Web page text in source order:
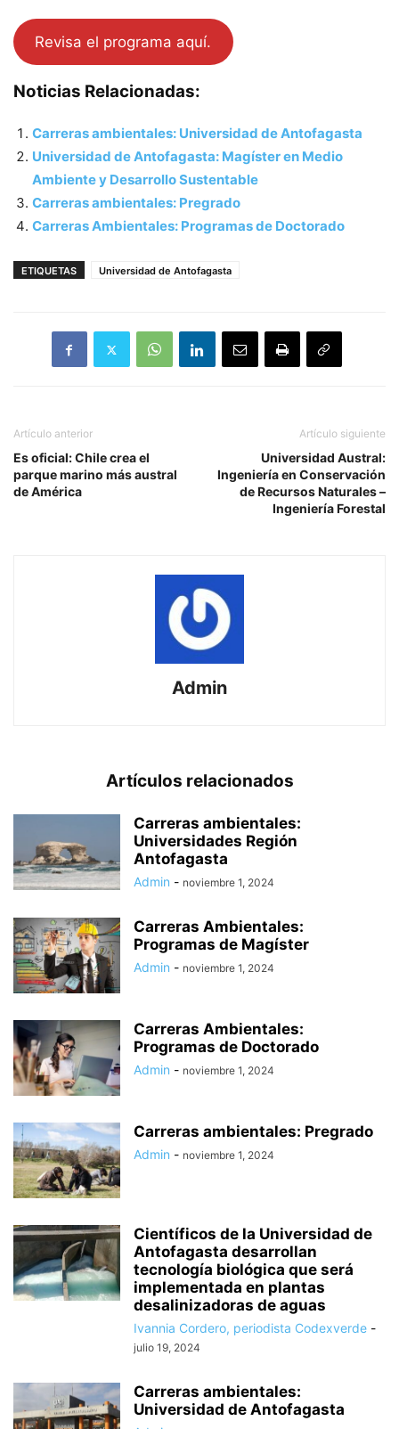
Revisa el programa aquí.
Noticias Relacionadas:
Carreras ambientales: Universidad de Antofagasta
Universidad de Antofagasta: Magíster en Medio
Ambiente y Desarrollo Sustentable
Carreras ambientales: Pregrado
Carreras Ambientales: Programas de Doctorado
ETIQUETAS Universidad de Antofagasta
Artículo anterior
Es oficial: Chile crea el
parque marino más austral
de América
Artículo siguiente
Universidad Austral:
Ingeniería en Conservación
de Recursos Naturales –
Ingeniería Forestal
Admin
Artículos relacionados
Carreras ambientales:
Universidades Región
Antofagasta
Admin - noviembre 1, 2024
Carreras Ambientales:
Programas de Magíster
Admin - noviembre 1, 2024
Carreras Ambientales:
Programas de Doctorado
Admin - noviembre 1, 2024
Carreras ambientales: Pregrado
Admin - noviembre 1, 2024
Científicos de la Universidad de
Antofagasta desarrollan
tecnología biológica que será
implementada en plantas
desalinizadoras de aguas
Ivannia Cordero, periodista Codexverde -
julio 19, 2024
Carreras ambientales:
Universidad de Antofagasta